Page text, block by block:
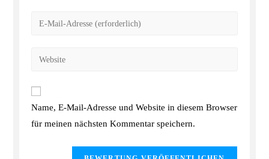
Name, E-Mail-Adresse und Website in diesem Browser
für meinen nächsten Kommentar speichern.